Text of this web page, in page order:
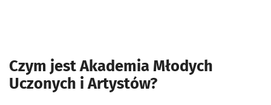
Czym jest Akademia Młodych
Uczonych i Artystów?